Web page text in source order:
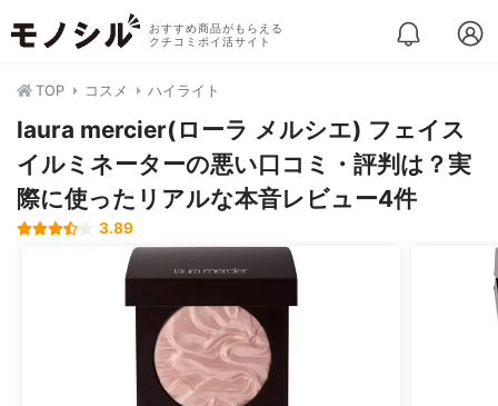
おすすめ商品がもらえる
クチコミポイ活サイト
TOP コスメ ハイライト
laura mercier(ローラ メルシエ) フェイス
イルミネーターの悪い口コミ・評判は？実
際に使ったリアルな本音レビュー4件
3.89